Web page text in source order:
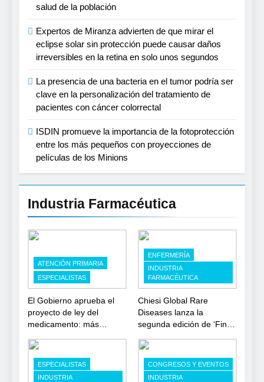
salud de la población
Expertos de Miranza advierten de que mirar el
eclipse solar sin protección puede causar daños
irreversibles en la retina en solo unos segundos
La presencia de una bacteria en el tumor podría ser
clave en la personalización del tratamiento de
pacientes con cáncer colorrectal
ISDIN promueve la importancia de la fotoprotección
entre los más pequeños con proyecciones de
películas de los Minions
Industria Farmacéutica
ATENCIÓN PRIMARIA
ESPECIALISTAS
El Gobierno aprueba el
proyecto de ley del
medicamento: más
estratégica y
modernización para el
SNS
ENFERMERÍA
INDUSTRIA
FARMACÉUTICA
Chiesi Global Rare
Diseases lanza la
segunda edición de ‘Find
investigación en
enfermedades de
depósito lisosomal
ESPECIALISTAS
INDUSTRIA
CONGRESOS Y EVENTOS
INDUSTRIA